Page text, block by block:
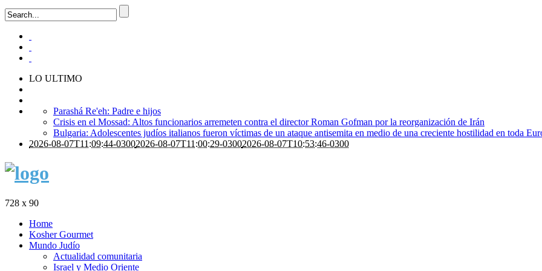
LO ULTIMO
Parashá Re'eh: Padre e hijos
Crisis en el Mossad: Altos funcionarios arremeten contra el director Roman Gofman por la reorganización de Irán
Bulgaria: Adolescentes judíos italianos fueron víctimas de un ataque antisemita en medio de una creciente hostilidad en toda
2026-08-07T11:09:44-03002026-08-07T11:00:29-03002026-08-07T10:53:46-0300
728 x 90
Home
Kosher Gourmet
Mundo Judío
Actualidad comunitaria
Israel y Medio Oriente